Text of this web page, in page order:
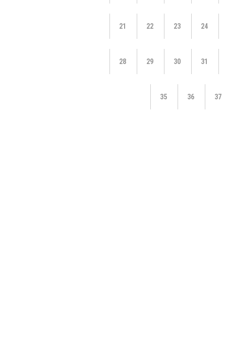
21 22 23 24
28 29 30 31
35 36 37